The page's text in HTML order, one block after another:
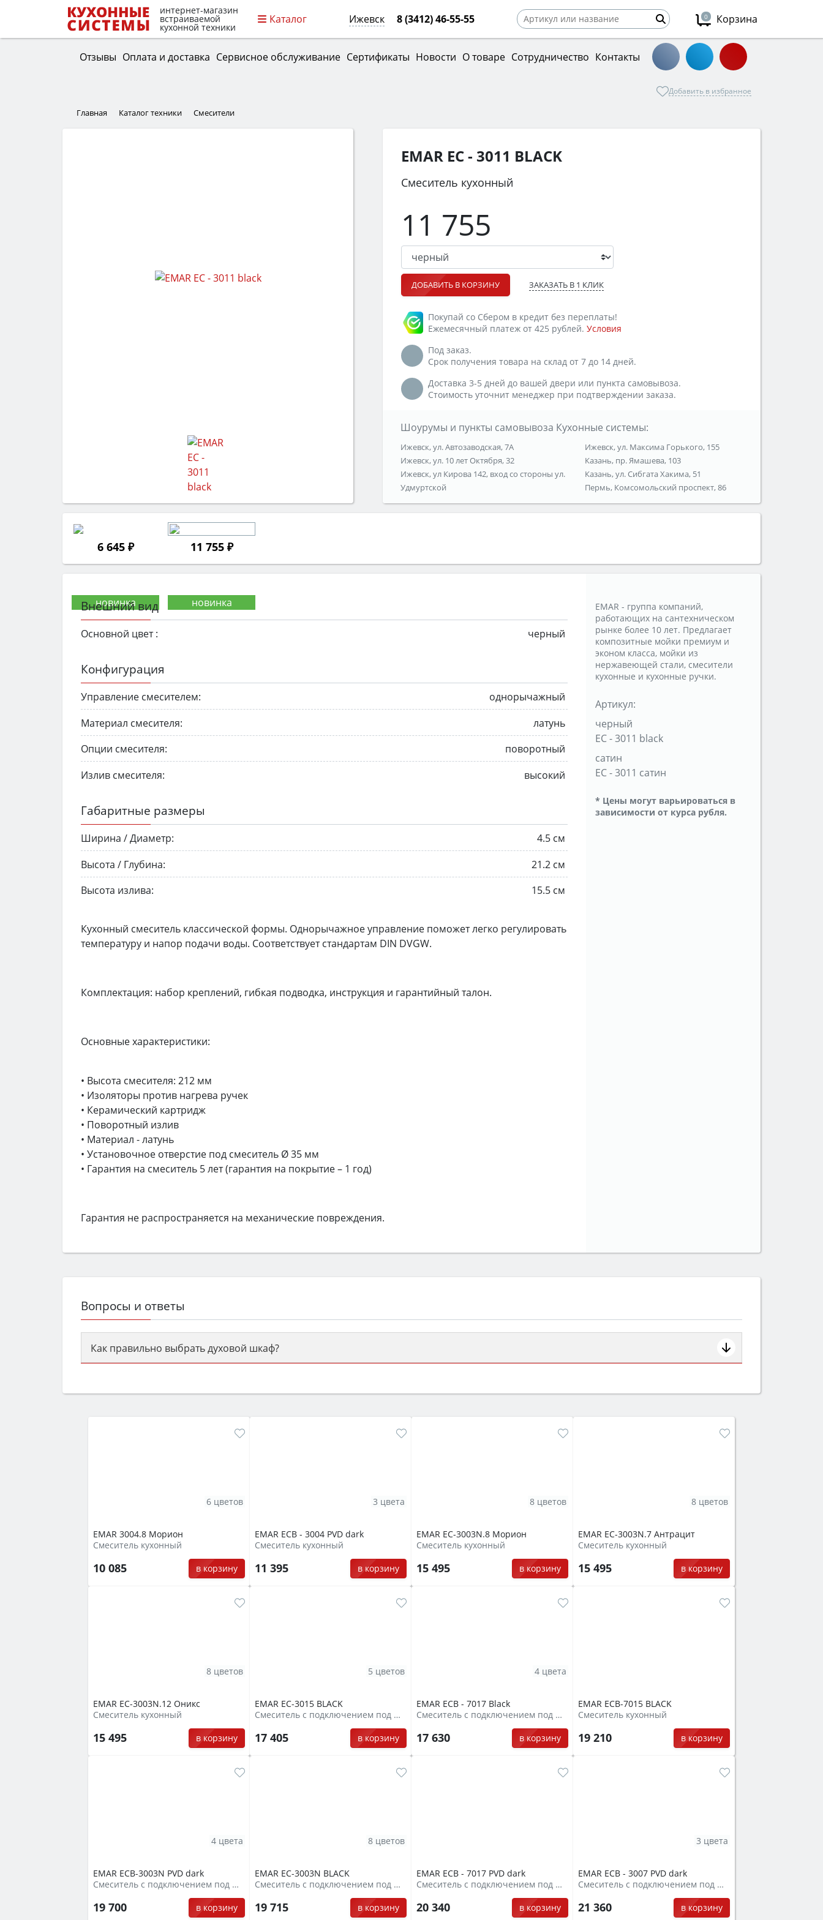
интернет-магазин
встраиваемой
кухонной техники
Каталог Ижевск 8 (3412) 46-55-55 0 Корзина
Отзывы Оплата и доставка Сервисное обслуживание Сертификаты Новости О товаре Сотрудничество Контакты
Добавить в избранное
Главная Каталог техники Смесители
6 645 ₽ 11 755 ₽
EMAR ЕС - 3011 BLACK
Смеситель кухонный
11 755
ДОБАВИТЬ В КОРЗИНУ ЗАКАЗАТЬ В 1 КЛИК
Покупай со Сбером в кредит без переплаты!
Ежемесячный платеж от 425 рублей. Условия
Под заказ.
Срок получения товара на склад от 7 до 14 дней.
Доставка 3-5 дней до вашей двери или пункта самовывоза.
Стоимость уточнит менеджер при подтверждении заказа.
Шоурумы и пункты самовывоза Кухонные системы:
Ижевск, ул. Автозаводская, 7А
Ижевск, ул. 10 лет Октября, 32
Ижевск, ул Кирова 142, вход со стороны ул.
Удмуртской
Ижевск, ул. Максима Горького, 155
Казань, пр. Ямашева, 103
Казань, ул. Сибгата Хакима, 51
Пермь, Комсомольский проспект, 86
Внешний вид
Основной цвет : черный
Конфигурация
Управление смесителем:
однорычажный
Материал смесителя:
латунь
Опции смесителя:
поворотный
Излив смесителя:
высокий
Габаритные размеры
Ширина / Диаметр:
4.5 см
Высота / Глубина:
21.2 см
Высота излива:
15.5 см
Кухонный смеситель классической формы. Однорычажное управление поможет легко регулировать
температуру и напор подачи воды. Соответствует стандартам DIN DVGW.
Комплектация: набор креплений, гибкая подводка, инструкция и гарантийный талон.
Основные характеристики:
• Высота смесителя: 212 мм
• Изоляторы против нагрева ручек
• Керамический картридж
• Поворотный излив
• Материал - латунь
• Установочное отверстие под смеситель Ø 35 мм
• Гарантия на смеситель 5 лет (гарантия на покрытие – 1 год)
Гарантия не распространяется на механические повреждения.
EMAR - группа компаний,
работающих на сантехническом
рынке более 10 лет. Предлагает
композитные мойки премиум и
эконом класса, мойки из
нержавеющей стали, смесители
кухонные и кухонные ручки.
Артикул:
черный
ЕС - 3011 black
сатин
ЕС - 3011 сатин
* Цены могут варьироваться в
зависимости от курса рубля.
Вопросы и ответы
Как правильно выбрать духовой шкаф?
семьи, класс энергопотребления не ниже A и нужные функции (конвекция, гриль, самоочистка, защита от детей).
EMAR 3004.8 Морион
Смеситель кухонный
10 085 в корзину
6 цветов
EMAR ECB - 3004 PVD dark
Смеситель кухонный
11 395 в корзину
3 цвета
EMAR EC-3003N.8 Морион
Смеситель кухонный
15 495 в корзину
8 цветов
EMAR EC-3003N.7 Антрацит
Смеситель кухонный
15 495 в корзину
8 цветов
EMAR EC-3003N.12 Оникс
Смеситель кухонный
15 495 в корзину
8 цветов
EMAR EC-3015 BLACK
Смеситель с подключением под фильтр
17 405 в корзину
5 цветов
EMAR ЕCB - 7017 Black
Смеситель с подключением под фильтр
17 630 в корзину
4 цвета
EMAR ЕСB-7015 BLACK
Смеситель кухонный
19 210 в корзину
EMAR ECB-3003N PVD dark
Смеситель с подключением под фильтр
19 700 в корзину
4 цвета
EMAR EC-3003N BLACK
Смеситель с подключением под фильтр
19 715 в корзину
8 цветов
EMAR ECB - 7017 PVD dark
Смеситель с подключением под фильтр
20 340 в корзину
EMAR ECB - 3007 PVD dark
Смеситель с подключением под фильтр
21 360 в корзину
3 цвета